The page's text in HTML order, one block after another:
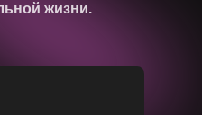
жизни.